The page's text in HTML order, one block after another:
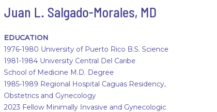
Juan L. Salgado-Morales, MD
EDUCATION
1976-1980 University of Puerto Rico B.S. Science
1981-1984 University Central Del Caribe
School of Medicine M.D. Degree
1985-1989 Regional Hospital Caguas Residency,
Obstetrics and Gynecology
2023 Fellow Minimally Invasive and Gynecologic